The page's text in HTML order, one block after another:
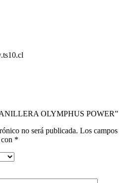
OLYMPHUS POWER”
no será publicada. Los campos
*